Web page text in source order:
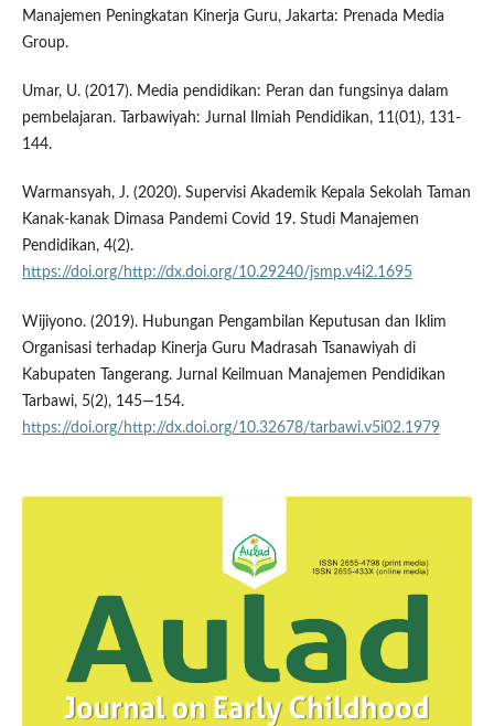
Manajemen Peningkatan Kinerja Guru, Jakarta: Prenada Media
Group.
Umar, U. (2017). Media pendidikan: Peran dan fungsinya dalam
pembelajaran. Tarbawiyah: Jurnal Ilmiah Pendidikan, 11(01), 131-
144.
Warmansyah, J. (2020). Supervisi Akademik Kepala Sekolah Taman
Kanak-kanak Dimasa Pandemi Covid 19. Studi Manajemen
Pendidikan, 4(2).
https://doi.org/http://dx.doi.org/10.29240/jsmp.v4i2.1695
Wijiyono. (2019). Hubungan Pengambilan Keputusan dan Iklim
Organisasi terhadap Kinerja Guru Madrasah Tsanawiyah di
Kabupaten Tangerang. Jurnal Keilmuan Manajemen Pendidikan
Tarbawi, 5(2), 145—154.
https://doi.org/http://dx.doi.org/10.32678/tarbawi.v5i02.1979